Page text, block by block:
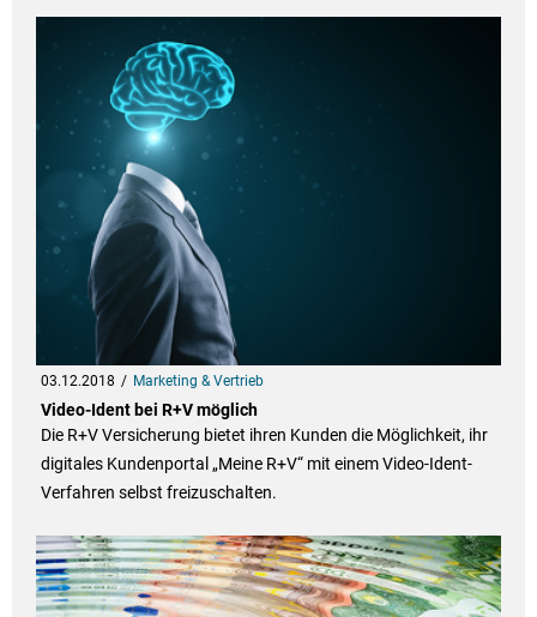
03.12.2018 Marketing & Vertrieb
Video-Ident bei R+V möglich
Die R+V Versicherung bietet ihren Kunden die Möglichkeit, ihr
digitales Kundenportal „Meine R+V“ mit einem Video-Ident-
Verfahren selbst freizuschalten.